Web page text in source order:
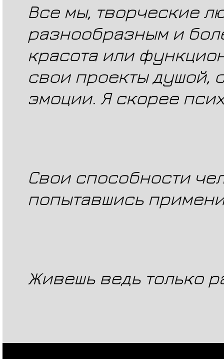
Все мы, творческие
разнообразным и
красота или
свои проекты душой,
эмоции. Я скорее
Свои способности
попытавшись
Живешь ведь только